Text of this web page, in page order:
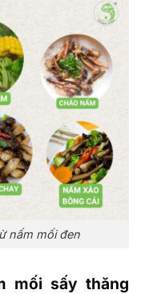
nấm mối đen
mối sấy thăng